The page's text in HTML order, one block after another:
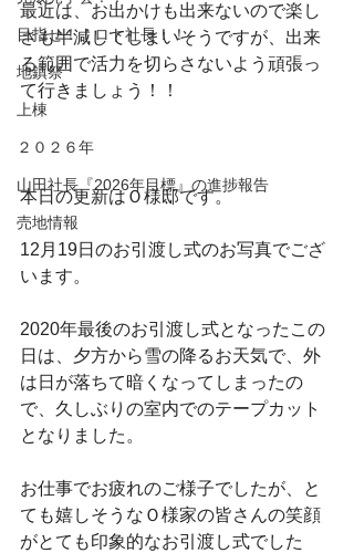
目指せ！！ロト社長！！
地鎮祭
上棟
２０２６年
山田社長『2026年目標』の進捗報告
売地情報
最近は、お出かけも出来ないので楽し
さも半減してしまいそうですが、出来
る範囲で活力を切らさないよう頑張っ
て行きましょう！！
本日の更新はＯ様邸です。
12月19日のお引渡し式のお写真でござ
います。
2020年最後のお引渡し式となったこの
日は、夕方から雪の降るお天気で、外
は日が落ちて暗くなってしまったの
で、久しぶりの室内でのテープカット
となりました。
お仕事でお疲れのご様子でしたが、と
ても嬉しそうなＯ様家の皆さんの笑顔
がとても印象的なお引渡し式でした